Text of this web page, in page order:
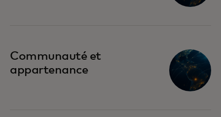
Communauté et
appartenance